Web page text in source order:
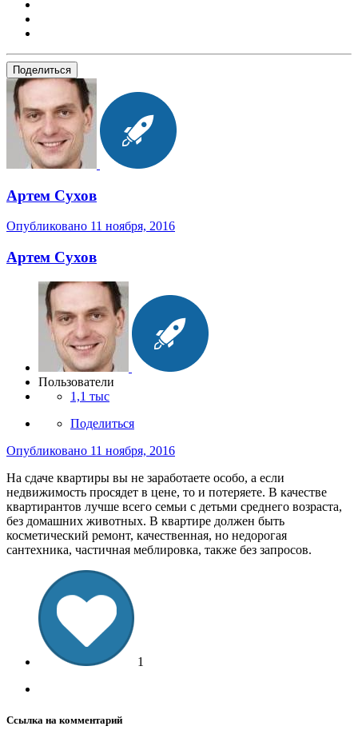
Поделиться
Артем Сухов
Опубликовано 11 ноября, 2016
Артем Сухов
Пользователи
1,1 тыс
Поделиться
Опубликовано 11 ноября, 2016
На сдаче квартиры вы не заработаете особо, а если
недвижимость просядет в цене, то и потеряете. В качестве
квартирантов лучше всего семьи с детьми среднего возраста,
без домашних животных. В квартире должен быть
косметический ремонт, качественная, но недорогая
сантехника, частичная меблировка, также без запросов.
1
Ссылка на комментарий